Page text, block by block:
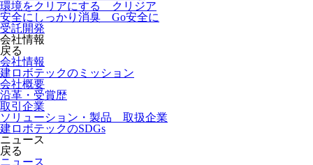
環境をクリアにする クリジア
安全にしっかり消臭 Go安全に
受託開発
会社情報
戻る
会社情報
建ロボテックのミッション
会社概要
沿革・受賞歴
取引企業
ソリューション・製品 取扱企業
建ロボテックのSDGs
ニュース
戻る
ニュース